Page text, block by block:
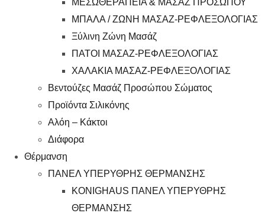
ΜΕΣΩΘΕΡΑΠΕΙΑ & ΜΑΣΑΖ ΠΡΟΣΩΠΟΥ
ΜΠΑΛΑ / ΖΩΝΗ ΜΑΣΑΖ-ΡΕΦΛΕΞΟΛΟΓΙΑΣ
Ξύλινη Ζώνη Μασάζ
ΠΑΤΟΙ ΜΑΣΑΖ-ΡΕΦΛΕΞΟΛΟΓΙΑΣ
ΧΑΛΑΚΙΑ ΜΑΣΑΖ-ΡΕΦΛΕΞΟΛΟΓΙΑΣ
Βεντούζες Μασάζ Προσώπου Σώματος
Προϊόντα Σιλικόνης
Αλόη – Κάκτοι
Διάφορα
Θέρμανση
ΠΑΝΕΛ ΥΠΕΡΥΘΡΗΣ ΘΕΡΜΑΝΣΗΣ
KONIGHAUS ΠΑΝΕΛ ΥΠΕΡΥΘΡΗΣ
ΘΕΡΜΑΝΣΗΣ